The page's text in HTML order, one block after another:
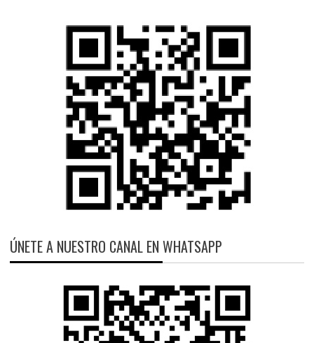
ÚNETE A NUESTRO CANAL EN WHATSAPP